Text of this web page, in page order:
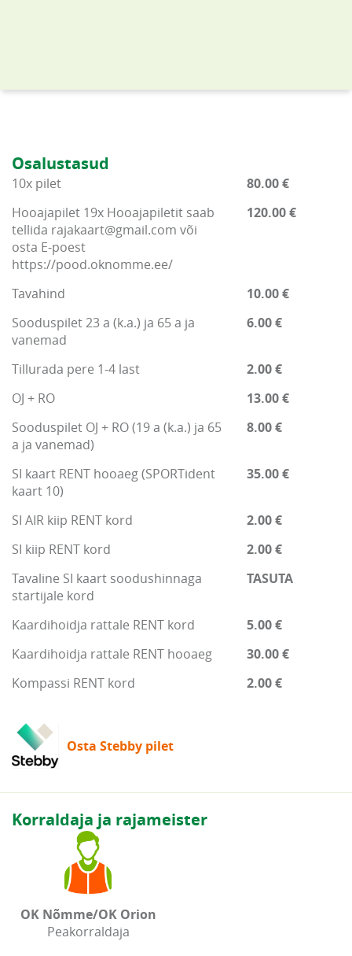
Osalustasud
10x pilet
80.00 €
Hooajapilet 19x Hooajapiletit saab
tellida rajakaart@gmail.com või
osta E-poest
https://pood.oknomme.ee/
120.00 €
Tavahind
10.00 €
Sooduspilet 23 a (k.a.) ja 65 a ja
vanemad
6.00 €
Tillurada pere 1-4 last
2.00 €
OJ + RO
13.00 €
Sooduspilet OJ + RO (19 a (k.a.) ja 65
a ja vanemad)
8.00 €
SI kaart RENT hooaeg (SPORTident
kaart 10)
35.00 €
SI AIR kiip RENT kord
2.00 €
SI kiip RENT kord
2.00 €
Tavaline SI kaart soodushinnaga
startijale kord
TASUTA
Kaardihoidja rattale RENT kord
5.00 €
Kaardihoidja rattale RENT hooaeg
30.00 €
Kompassi RENT kord
2.00 €
Osta Stebby pilet
Korraldaja ja rajameister
OK Nõmme/OK Orion
Peakorraldaja